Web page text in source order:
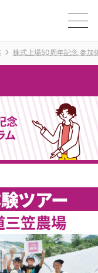
株式上場50周年記念 参加
念
ム
ツアー
三笠農場